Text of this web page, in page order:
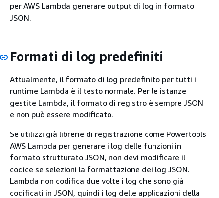
per AWS Lambda generare output di log in formato
JSON.
Formati di log predefiniti
Attualmente, il formato di log predefinito per tutti i
runtime Lambda è il testo normale. Per le istanze
gestite Lambda, il formato di registro è sempre JSON
e non può essere modificato.
Se utilizzi già librerie di registrazione come Powertools
AWS Lambda per generare i log delle funzioni in
formato strutturato JSON, non devi modificare il
codice se selezioni la formattazione dei log JSON.
Lambda non codifica due volte i log che sono già
codificati in JSON, quindi i log delle applicazioni della